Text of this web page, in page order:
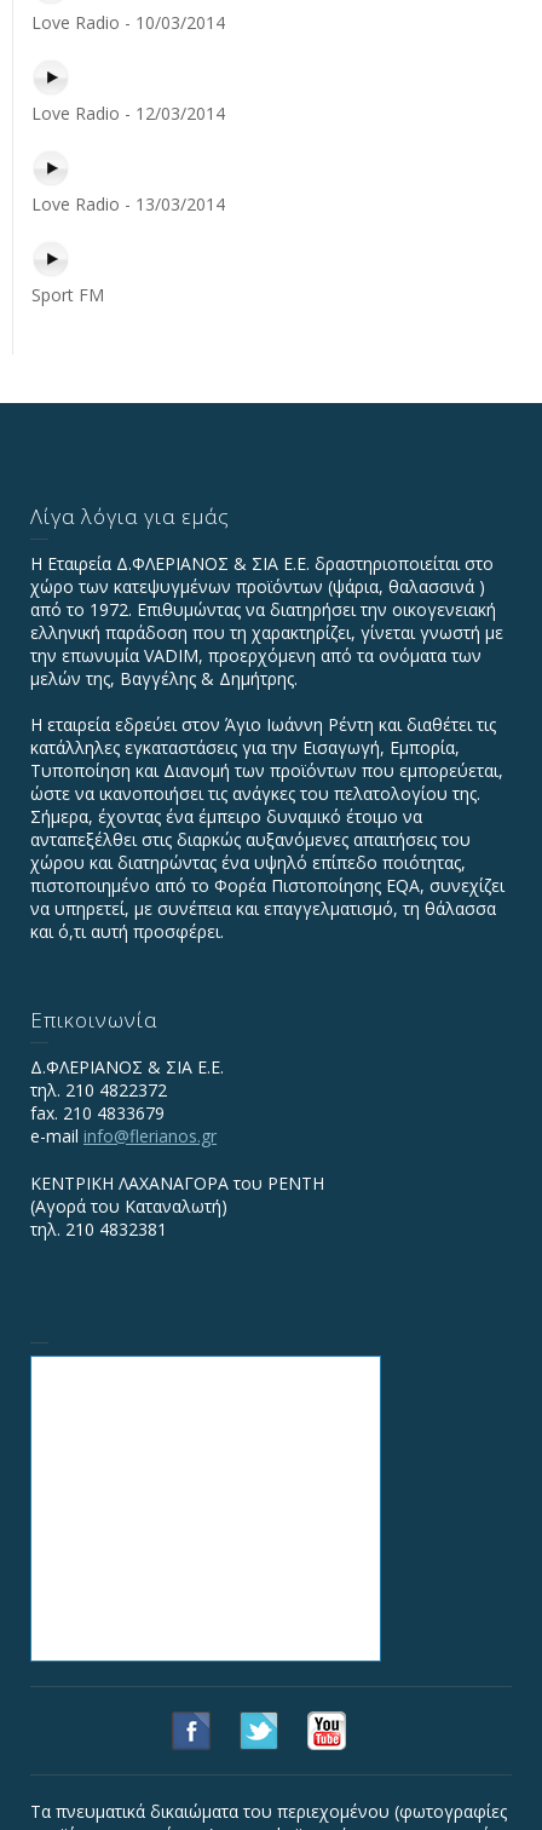
Love Radio - 10/03/2014
Love Radio - 12/03/2014
Love Radio - 13/03/2014
Sport FM
Λίγα λόγια για εμάς
Η Εταιρεία Δ.ΦΛΕΡΙΑΝΟΣ & ΣΙΑ Ε.Ε. δραστηριοποιείται στο
χώρο των κατεψυγμένων προϊόντων (ψάρια, θαλασσινά )
από το 1972. Επιθυμώντας να διατηρήσει την οικογενειακή
ελληνική παράδοση που τη χαρακτηρίζει, γίνεται γνωστή με
την επωνυμία VADIΜ, προερχόμενη από τα ονόματα των
μελών της, Βαγγέλης & Δημήτρης.
Η εταιρεία εδρεύει στον Άγιο Ιωάννη Ρέντη και διαθέτει τις
κατάλληλες εγκαταστάσεις για την Εισαγωγή, Εμπορία,
Τυποποίηση και Διανομή των προϊόντων που εμπορεύεται,
ώστε να ικανοποιήσει τις ανάγκες του πελατολογίου της.
Σήμερα, έχοντας ένα έμπειρο δυναμικό έτοιμο να
ανταπεξέλθει στις διαρκώς αυξανόμενες απαιτήσεις του
χώρου και διατηρώντας ένα υψηλό επίπεδο ποιότητας,
πιστοποιημένο από το Φορέα Πιστοποίησης EQA, συνεχίζει
να υπηρετεί, με συνέπεια και επαγγελματισμό, τη θάλασσα
και ό,τι αυτή προσφέρει.
Επικοινωνία
Δ.ΦΛΕΡΙΑΝΟΣ & ΣΙΑ Ε.Ε.
τηλ. 210 4822372
fax. 210 4833679
e-mail info@flerianos.gr
ΚΕΝΤΡΙΚΗ ΛΑΧΑΝΑΓΟΡΑ του ΡΕΝΤΗ
(Αγορά του Καταναλωτή)
τηλ. 210 4832381
Τα πνευματικά δικαιώματα του περιεχομένου (φωτογραφίες